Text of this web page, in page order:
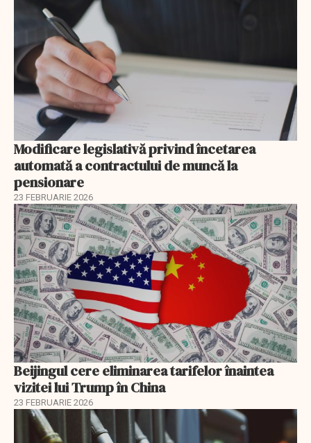
Modificare legislativă privind încetarea
automată a contractului de muncă la
pensionare
23 FEBRUARIE 2026
Beijingul cere eliminarea tarifelor înaintea
vizitei lui Trump în China
23 FEBRUARIE 2026